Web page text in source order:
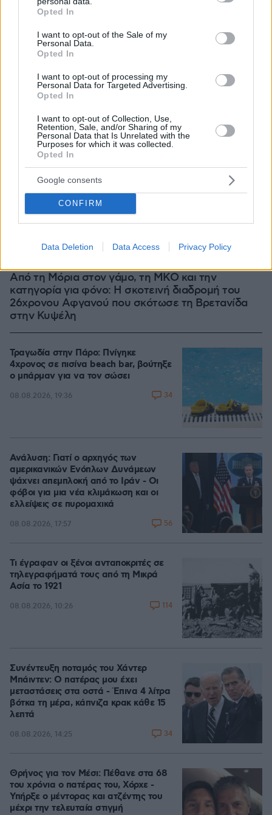
grant or deny consent to Google and its third-party tags to
use your data for below specified purposes in below Google
consent section.
Opted In
I want to opt-out of the Sale of my
Personal Data.
Opted In
I want to opt-out of processing my
Personal Data for Targeted Advertising.
Opted In
I want to opt-out of Collection, Use,
Retention, Sale, and/or Sharing of my
Personal Data that Is Unrelated with the
Purposes for which it was collected.
Opted In
Google consents
CONFIRM
Data Deletion Data Access Privacy Policy
Από τη Μόρια στον γάμο, τη ΜΚΟ και την
κατηγορία για φόνο: Η σκοτεινή διαδρομή του
26χρονου Αφγανού που σκότωσε τη Βρετανίδα
στην Κυψέλη
Τραγωδία στην Πάρο: Πνίγηκε
4χρονος σε πισίνα beach bar, βούτηξε
ο μπάρμαν για να τον σώσει
08.08.2026, 19:36 34
Ανάλυση: Γιατί ο αρχηγός των
αμερικανικών Ενόπλων Δυνάμεων
ψάχνει απεμπλοκή από το Ιράν - Οι
φόβοι για μια νέα κλιμάκωση και οι
ελλείψεις σε πυρομαχικά
08.08.2026, 17:57 56
Τι έγραφαν οι ξένοι ανταποκριτές σε
τηλεγραφήματά τους από τη Μικρά
Ασία το 1921
08.08.2026, 10:26 114
Συνέντευξη ποταμός του Χάντερ
Μπάιντεν: Ο πατέρας μου έχει
μεταστάσεις στα οστά - Έπινα 4 λίτρα
βότκα τη μέρα, κάπνιζα κρακ κάθε 15
λεπτά
08.08.2026, 14:25 34
Θρήνος για τον Μέσι: Πέθανε στα 68
του χρόνια ο πατέρας του, Χόρχε -
Υπήρξε ο μέντορας και ατζέντης του
μέχρι την τελευταία στιγμή